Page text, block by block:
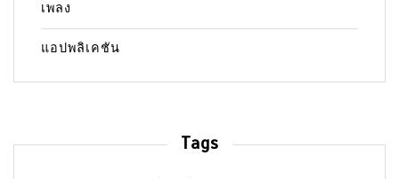
เพลง
แอปพลิเคชัน
Tags